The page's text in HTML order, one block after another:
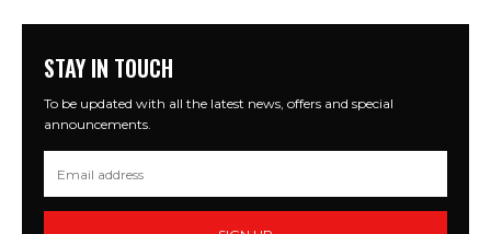
STAY IN TOUCH
To be updated with all the latest news, offers and special
announcements.